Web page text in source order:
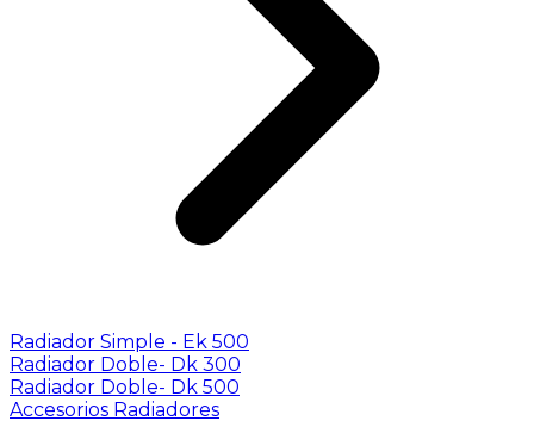
Radiador Simple - Ek 500
Radiador Doble- Dk 300
Radiador Doble- Dk 500
Accesorios Radiadores